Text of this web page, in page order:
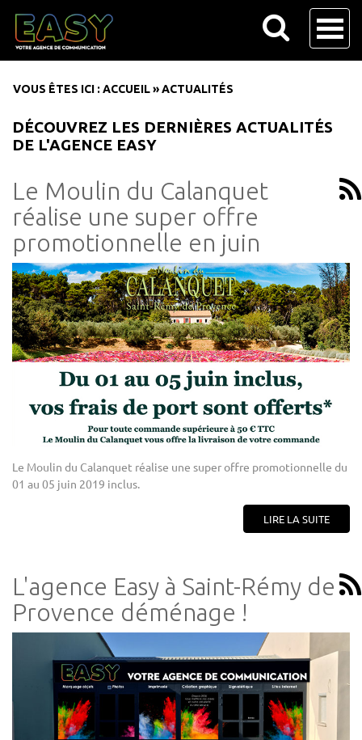
VOUS ÊTES ICI : ACCUEIL»ACTUALITÉS
DÉCOUVREZ LES DERNIÈRES ACTUALITÉS
DE L'AGENCE EASY
Le Moulin du Calanquet
réalise une super offre
promotionnelle en juin
Le Moulin du Calanquet réalise une super offre promotionnelle du
01 au 05 juin 2019 inclus.
LIRE LA SUITE
L'agence Easy à Saint-Rémy de
Provence déménage !